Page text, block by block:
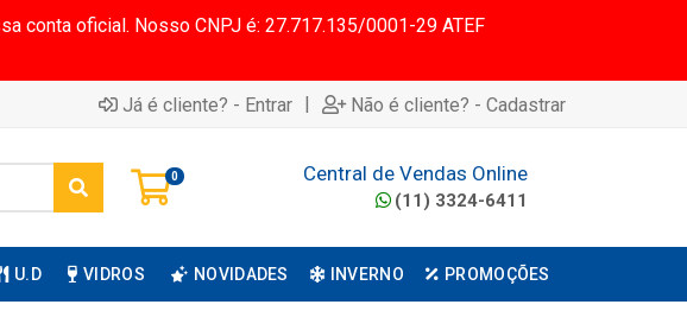
conta oficial. Nosso CNPJ é: 27.717.135/0001-29 ATEF
Já é cliente? - Entrar | Não é cliente? - Cadastrar
0 Central de Vendas Online
(11) 3324-6411
U.D VIDROS NOVIDADES INVERNO PROMOÇÕES